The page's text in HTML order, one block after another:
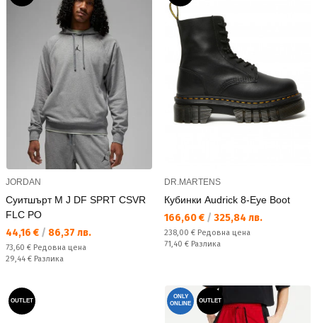
JORDAN
Суитшърт M J DF SPRT CSVR
FLC PO
Текуща цена:
44,16 € / 86,37 лв.
Редовна цена:
73,60 € Редовна цена
Спестявате:
29,44 € Разлика
DR.MARTENS
Кубинки Audrick 8-Eye Boot
Текуща цена:
166,60 € / 325,84 лв.
Редовна цена:
238,00 € Редовна цена
Спестявате:
71,40 € Разлика
OUTLET
ONLY
ONLINE
OUTLET